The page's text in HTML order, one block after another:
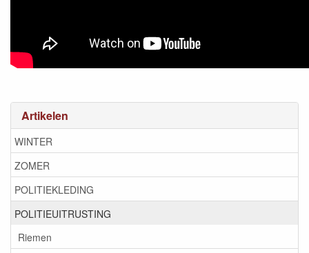
Artikelen
WINTER
ZOMER
POLITIEKLEDING
POLITIEUITRUSTING
Riemen